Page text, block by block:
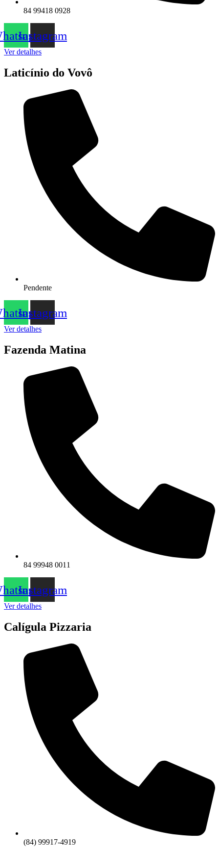
84 99418 0928
Instagram
Ver detalhes
Laticínio do Vovô
Pendente
Instagram
Ver detalhes
Fazenda Matina
84 99948 0011
Instagram
Ver detalhes
Calígula Pizzaria
(84) 99917-4919